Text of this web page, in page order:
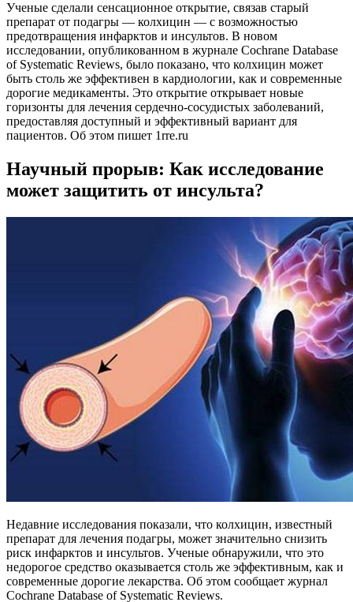
Ученые сделали сенсационное открытие, связав старый
препарат от подагры — колхицин — с возможностью
предотвращения инфарктов и инсультов. В новом
исследовании, опубликованном в журнале Cochrane Database
of Systematic Reviews, было показано, что колхицин может
быть столь же эффективен в кардиологии, как и современные
дорогие медикаменты. Это открытие открывает новые
горизонты для лечения сердечно-сосудистых заболеваний,
предоставляя доступный и эффективный вариант для
пациентов. Об этом пишет 1rre.ru
Научный прорыв: Как исследование
может защитить от инсульта?
Недавние исследования показали, что колхицин, известный
препарат для лечения подагры, может значительно снизить
риск инфарктов и инсультов. Ученые обнаружили, что это
недорогое средство оказывается столь же эффективным, как и
современные дорогие лекарства. Об этом сообщает журнал
Cochrane Database of Systematic Reviews.